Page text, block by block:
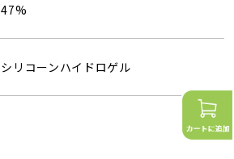
47%
シリコーンハイドロゲル